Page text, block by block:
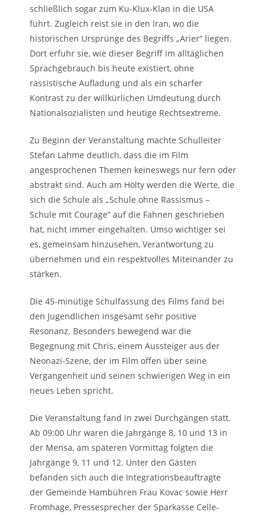
schließlich sogar zum Ku-Klux-Klan in die USA
führt. Zugleich reist sie in den Iran, wo die
historischen Ursprünge des Begriffs „Arier“ liegen.
Dort erfuhr sie, wie dieser Begriff im alltäglichen
Sprachgebrauch bis heute existiert, ohne
rassistische Aufladung und als ein scharfer
Kontrast zu der willkürlichen Umdeutung durch
Nationalsozialisten und heutige Rechtsextreme.
Zu Beginn der Veranstaltung machte Schulleiter
Stefan Lahme deutlich, dass die im Film
angesprochenen Themen keineswegs nur fern oder
abstrakt sind. Auch am Hölty werden die Werte, die
sich die Schule als „Schule ohne Rassismus –
Schule mit Courage“ auf die Fahnen geschrieben
hat, nicht immer eingehalten. Umso wichtiger sei
es, gemeinsam hinzusehen, Verantwortung zu
übernehmen und ein respektvolles Miteinander zu
stärken.
Die 45-minütige Schulfassung des Films fand bei
den Jugendlichen insgesamt sehr positive
Resonanz. Besonders bewegend war die
Begegnung mit Chris, einem Aussteiger aus der
Neonazi-Szene, der im Film offen über seine
Vergangenheit und seinen schwierigen Weg in ein
neues Leben spricht.
Die Veranstaltung fand in zwei Durchgängen statt.
Ab 09:00 Uhr waren die Jahrgänge 8, 10 und 13 in
der Mensa, am späteren Vormittag folgten die
Jahrgänge 9, 11 und 12. Unter den Gästen
befanden sich auch die Integrationsbeauftragte
der Gemeinde Hambühren Frau Kovac sowie Herr
Fromhage, Pressesprecher der Sparkasse Celle-